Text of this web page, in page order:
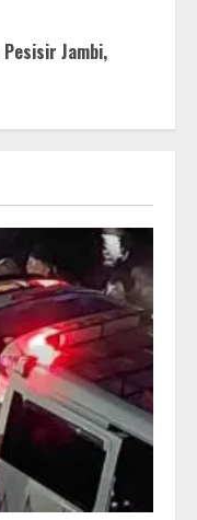
Jambi,